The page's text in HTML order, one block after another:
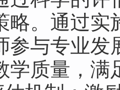
略。通过实
参与专业发
学质量，满